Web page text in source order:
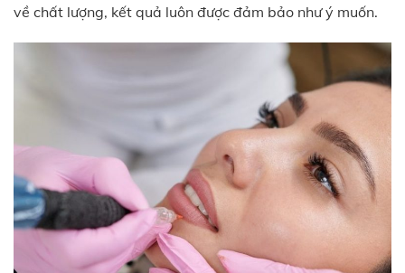
về chất lượng, kết quả luôn được đảm bảo như ý muốn.